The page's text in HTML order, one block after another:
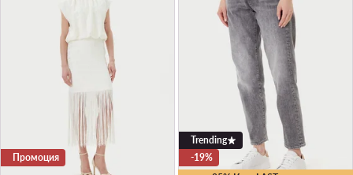
Промоция
Trending
-19%